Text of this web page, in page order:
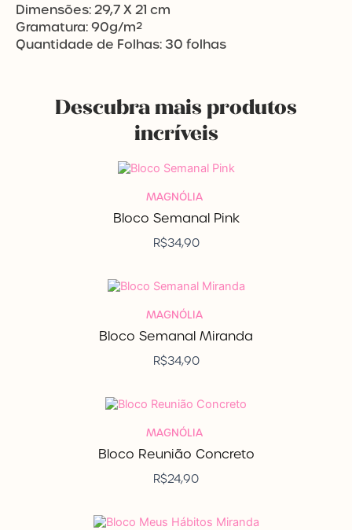
Dimensões: 29,7 X 21 cm
Gramatura: 90g/m²
Quantidade de Folhas: 30 folhas
Descubra mais produtos
incríveis
MAGNÓLIA
Bloco Semanal Pink
R$34,90
MAGNÓLIA
Bloco Semanal Miranda
R$34,90
MAGNÓLIA
Bloco Reunião Concreto
R$24,90